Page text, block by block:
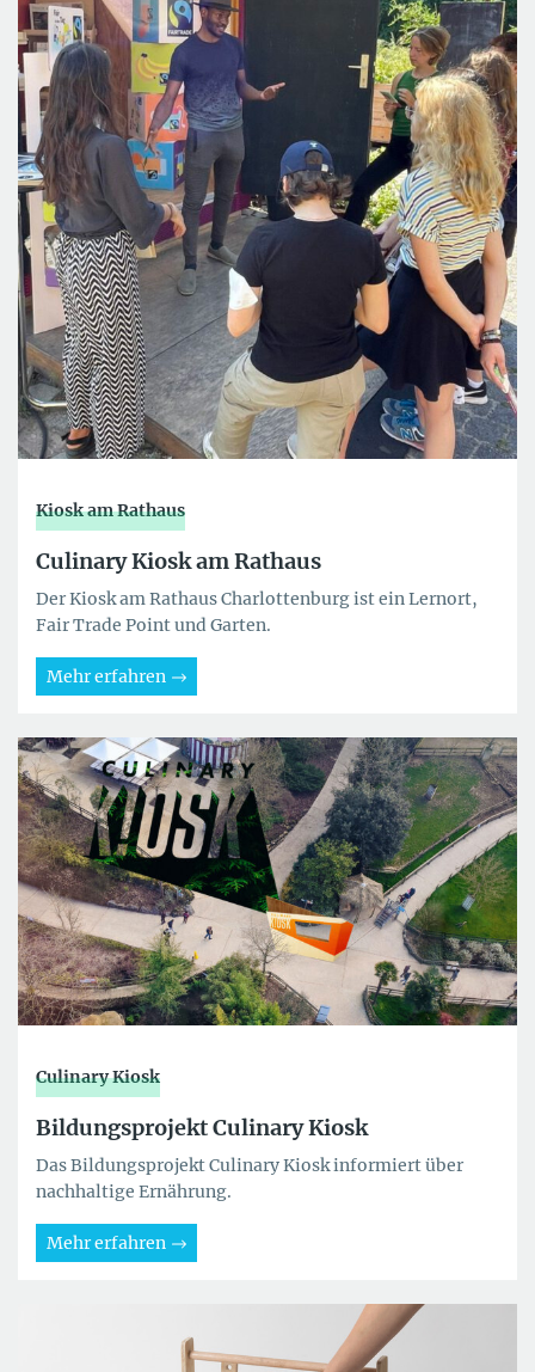
Kiosk am Rathaus
Culinary Kiosk am Rathaus
Der Kiosk am Rathaus Charlottenburg ist ein Lernort,
Fair Trade Point und Garten.
Mehr erfahren
Culinary Kiosk
Bildungsprojekt Culinary Kiosk
Das Bildungsprojekt Culinary Kiosk informiert über
nachhaltige Ernährung.
Mehr erfahren